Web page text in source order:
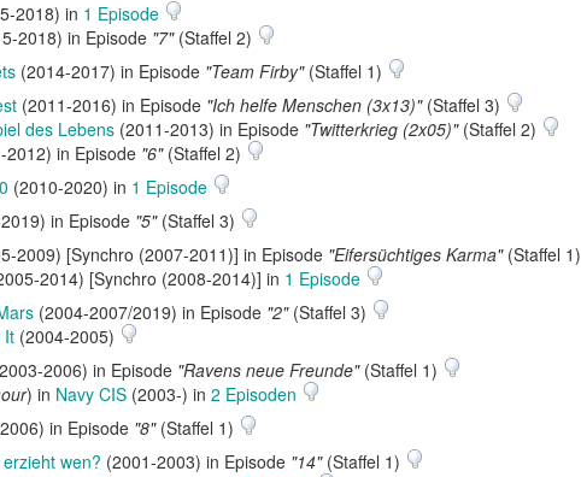
2018) in 1 Episode
2018) in Episode "7"(Staffel 2)
(2014-2017) in Episode "Team Firby"(Staffel 1)
(2011-2016) in Episode "Ich helfe Menschen (3x13)"(Staffel 3)
des Lebens (2011-2013) in Episode "Twitterkrieg (2x05)"(Staffel 2)
2012) in Episode "6"(Staffel 2)
(2010-2020) in 1 Episode
in Episode "5"(Staffel 3)
2009) [Synchro (2007-2011)] in Episode "Eifersüchtiges Karma"(Staffel 1)
2014) [Synchro (2008-2014)] in 1 Episode
(2004-2007/2019) in Episode "2"(Staffel 3)
It (2004-2005)
2006) in Episode "Ravens neue Freunde"(Staffel 1)
) in Navy CIS (2003-) in 2 Episoden
in Episode "8"(Staffel 1)
wen? (2001-2003) in Episode "14"(Staffel 1)